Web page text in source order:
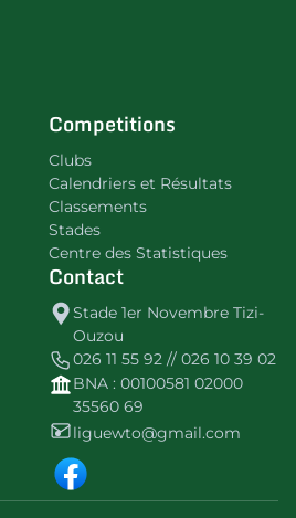
Competitions
Clubs
Calendriers et Résultats
Classements
Stades
Centre des Statistiques
Contact
Stade 1er Novembre Tizi-
Ouzou
026 11 55 92 // 026 10 39 02
BNA : 00100581 02000
35560 69
liguewto@gmail.com